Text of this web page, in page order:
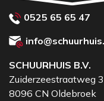
0525 65 65 47
SCHUURHUIS B.V.
Zuiderzeestraatweg
8096 CN Oldebroek